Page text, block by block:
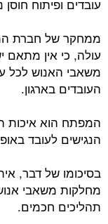
עובדים ופיתוח חוסן
עולה, כי אין מתאם
משאבי האנוש לכל
העובדים בארגון.
המפתח הוא איכות
הנגישים לעובד
בסיכומו של דבר,
מחלקות משאבי
תהליכים חכמים.